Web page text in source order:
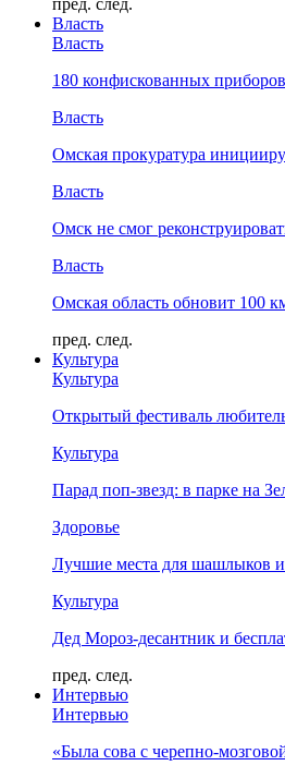
пред. след.
Власть
Власть
180 конфискованных
Власть
Омская прокуратура
Власть
Омск не смог
Власть
Омская область обновит 100
пред. след.
Культура
Культура
Открытый фестиваль
Культура
Парад поп-звезд: в парке на
Здоровье
Лучшие места для шашлыков
Культура
Дед Мороз-десантник и
пред. след.
Интервью
Интервью
«Была сова с черепно-